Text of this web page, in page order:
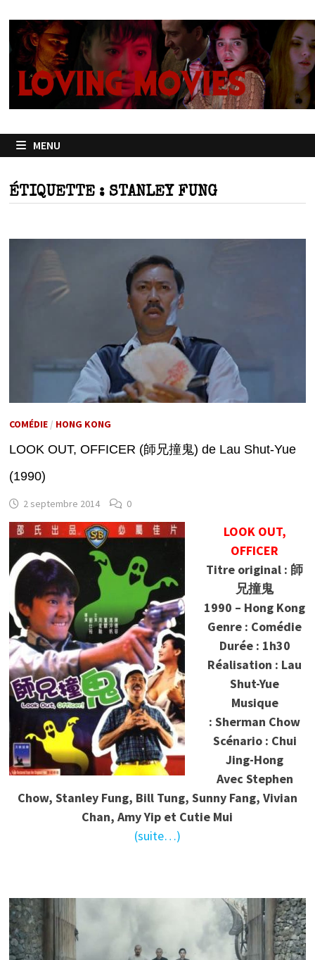
contenu
MENU
ÉTIQUETTE : STANLEY FUNG
COMÉDIE/ HONG KONG
LOOK OUT, OFFICER (師兄撞鬼) de Lau Shut-Yue
(1990)
2 septembre 2014 0
LOOK OUT,
OFFICER
Titre original : 師
兄撞鬼
1990 – Hong Kong
Genre : Comédie
Durée : 1h30
Réalisation : Lau
Shut-Yue
Musique
: Sherman Chow
Scénario : Chui
Jing-Hong
Avec Stephen
Chow, Stanley Fung, Bill Tung, Sunny Fang, Vivian
Chan, Amy Yip et Cutie Mui
(suite…)